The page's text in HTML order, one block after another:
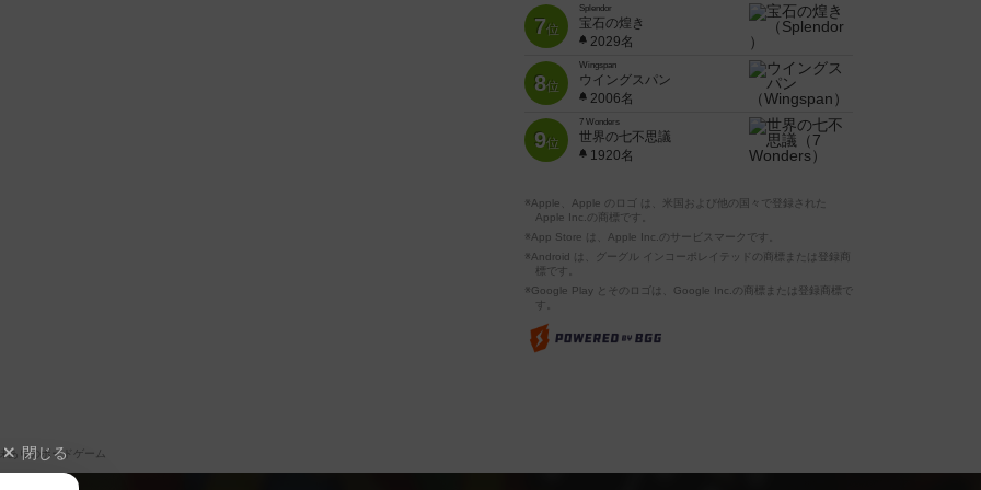
7位
Splendor
宝石の煌き
2029名
8位
Wingspan
ウイングスパン
2006名
9位
7 Wonders
世界の七不思議
1920名
※Apple、Apple のロゴ は、米国および他の国々で登録された
Apple Inc.の商標です。
※App Store は、Apple Inc.のサービスマークです。
※Android は、グーグル インコーポレイテッドの商標または登録商
標です。
※Google Play とそのロゴは、Google Inc.の商標または登録商標で
す。
ありのボードゲーム
閉じる